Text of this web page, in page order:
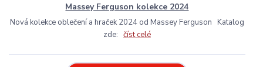
Massey Ferguson kolekce 2024
Nová kolekce oblečení a hraček 2024 od Massey Ferguson Katalog
zde: číst celé